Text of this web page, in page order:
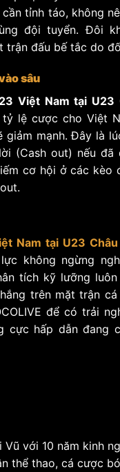
tỉnh táo, không
đội tuyển. Đôi
trận đấu bế tắc do
sâu
Việt Nam tại U23
lệ cược cho Việt
giảm mạnh. Đây là
(Cash out) nếu
cơ hội ở các kèo
Nam tại U23
không ngừng
tích kỹ lưỡng
trên mặt trận
để có trải
cực hấp dẫn đang
Vũ với 10 năm kinh
thể thao, cá cược